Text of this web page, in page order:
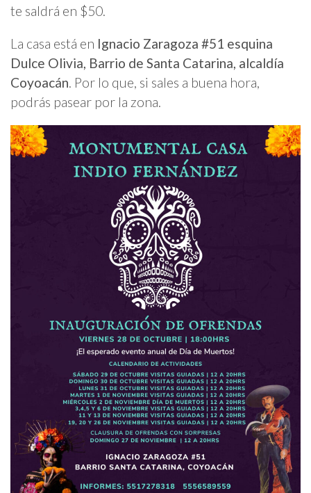
te saldrá en $50.
La casa está en Ignacio Zaragoza #51 esquina
Dulce Olivia, Barrio de Santa Catarina, alcaldía
Coyoacán. Por lo que, si sales a buena hora,
podrás pasear por la zona.